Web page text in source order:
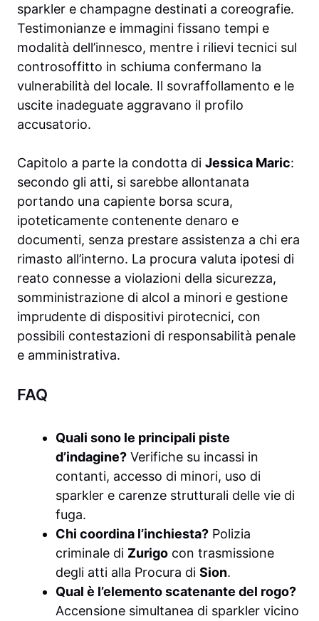
sparkler e champagne destinati a coreografie.
Testimonianze e immagini fissano tempi e
modalità dell’innesco, mentre i rilievi tecnici sul
controsoffitto in schiuma confermano la
vulnerabilità del locale. Il sovraffollamento e le
uscite inadeguate aggravano il profilo
accusatorio.
Capitolo a parte la condotta di Jessica Maric:
secondo gli atti, si sarebbe allontanata
portando una capiente borsa scura,
ipoteticamente contenente denaro e
documenti, senza prestare assistenza a chi era
rimasto all’interno. La procura valuta ipotesi di
reato connesse a violazioni della sicurezza,
somministrazione di alcol a minori e gestione
imprudente di dispositivi pirotecnici, con
possibili contestazioni di responsabilità penale
e amministrativa.
FAQ
Quali sono le principali piste
d’indagine? Verifiche su incassi in
contanti, accesso di minori, uso di
sparkler e carenze strutturali delle vie di
fuga.
Chi coordina l’inchiesta? Polizia
criminale di Zurigo con trasmissione
degli atti alla Procura di Sion.
Qual è l’elemento scatenante del rogo?
Accensione simultanea di sparkler vicino